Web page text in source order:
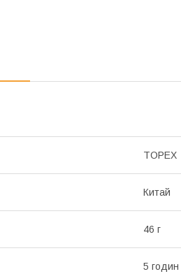
TOPEX
Китай
46 г
5 годин